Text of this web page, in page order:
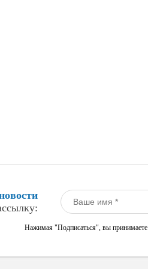
Нажимая "Подписаться", вы принимаете